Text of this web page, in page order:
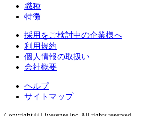
職種
特徴
採用をご検討中の企業様へ
利用規約
個人情報の取扱い
会社概要
ヘルプ
サイトマップ